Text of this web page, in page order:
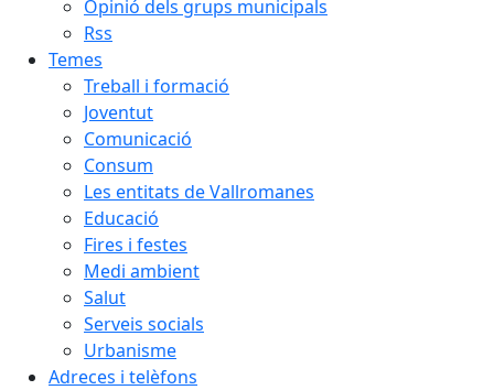
Opinió dels grups municipals
Rss
Temes
Treball i formació
Joventut
Comunicació
Consum
Les entitats de Vallromanes
Educació
Fires i festes
Medi ambient
Salut
Serveis socials
Urbanisme
Adreces i telèfons